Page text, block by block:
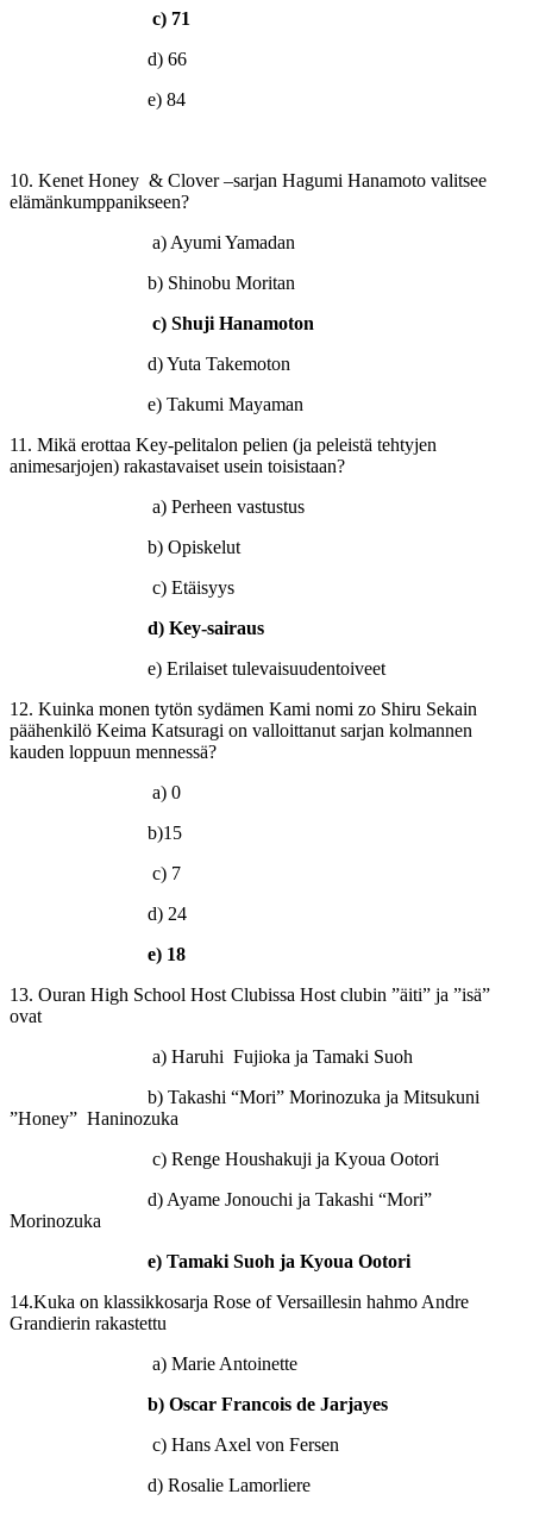
c) 71
d) 66
e) 84
10. Kenet Honey & Clover –sarjan Hagumi Hanamoto valitsee
elämänkumppanikseen?
a) Ayumi Yamadan
b) Shinobu Moritan
c) Shuji Hanamoton
d) Yuta Takemoton
e) Takumi Mayaman
11. Mikä erottaa Key-pelitalon pelien (ja peleistä tehtyjen
animesarjojen) rakastavaiset usein toisistaan?
a) Perheen vastustus
b) Opiskelut
c) Etäisyys
d) Key-sairaus
e) Erilaiset tulevaisuudentoiveet
12. Kuinka monen tytön sydämen Kami nomi zo Shiru Sekain
päähenkilö Keima Katsuragi on valloittanut sarjan kolmannen
kauden loppuun mennessä?
a) 0
b)15
c) 7
d) 24
e) 18
13. Ouran High School Host Clubissa Host clubin ”äiti” ja ”isä”
ovat
a) Haruhi Fujioka ja Tamaki Suoh
b) Takashi “Mori” Morinozuka ja Mitsukuni
”Honey” Haninozuka
c) Renge Houshakuji ja Kyoua Ootori
d) Ayame Jonouchi ja Takashi “Mori”
Morinozuka
e) Tamaki Suoh ja Kyoua Ootori
14.Kuka on klassikkosarja Rose of Versaillesin hahmo Andre
Grandierin rakastettu
a) Marie Antoinette
b) Oscar Francois de Jarjayes
c) Hans Axel von Fersen
d) Rosalie Lamorliere